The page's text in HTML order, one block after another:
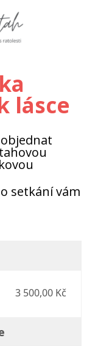
lásce
setkání vám
3 500,00 Kč